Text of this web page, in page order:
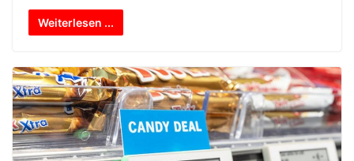
Weiterlesen ...